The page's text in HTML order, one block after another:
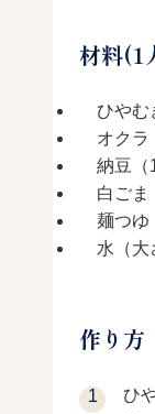
材料(1
ひやむ
オクラ
納豆（
白ごま
麺つゆ
水（大
作り方
ひ